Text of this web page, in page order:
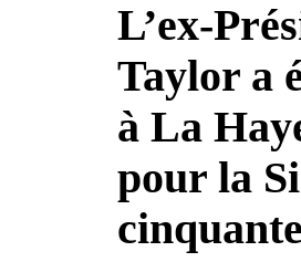
L’ex-
Taylor a
à La
pour la